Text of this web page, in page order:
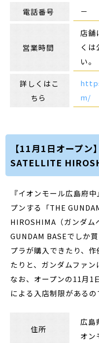
電話番号 －
営業時間
店舗
く
い。
詳しくはこ
ちら
m/
【11月1日オープ
SATELLITE
『イオンモール広島府
プンする「THE
HIROSHIMA（ガンダム
GUNDAM BASEでしか
プラが購入できたり、
たりと、ガンダムファン
なお、オープンの11月1
による入店制限があるの
住所
広島
オン